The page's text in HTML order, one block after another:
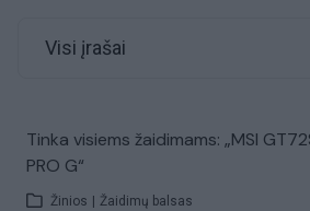
Visi įrašai
Tinka visiems žaidimams: „MSI
PRO G“
Žinios Žaidimų balsas